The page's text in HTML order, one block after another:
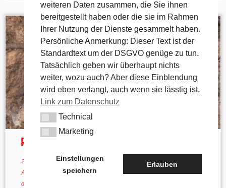
Rotpunkt veränderte alles
29. April 2025inAllgemein/ Geschichtlichesverschlagwortet
Alexander Megos/alpine Klettertradition/Bouldern und Klettern
draußen
weiteren Daten zusammen, die Sie ihnen
bereitgestellt haben oder die sie im Rahmen
Ihrer Nutzung der Dienste gesammelt haben.
Persönliche Anmerkung: Dieser Text ist der
Standardtext um der DSGVO genüge zu tun.
Tatsächlich geben wir überhaupt nichts
weiter, wozu auch? Aber diese Einblendung
wird eben verlangt, auch wenn sie lässtig ist.
Link zum Datenschutz
TechnicalTechnical
MarketingMarketing
Einstellungen
speichern
Erlauben